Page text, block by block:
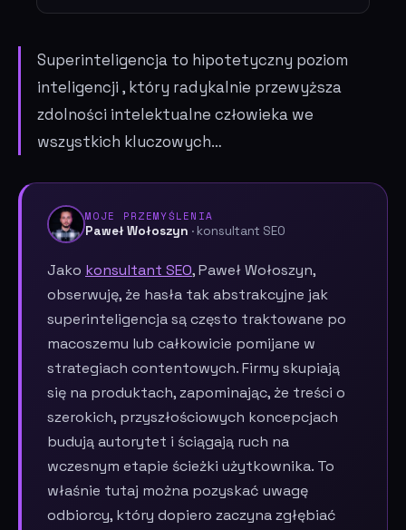
Superinteligencja to hipotetyczny poziom
inteligencji , który radykalnie przewyższa
zdolności intelektualne człowieka we
wszystkich kluczowych…
MOJE PRZEMYŚLENIA
Paweł Wołoszyn · konsultant SEO
Jako konsultant SEO, Paweł Wołoszyn,
obserwuję, że hasła tak abstrakcyjne jak
superinteligencja są często traktowane po
macoszemu lub całkowicie pomijane w
strategiach contentowych. Firmy skupiają
się na produktach, zapominając, że treści o
szerokich, przyszłościowych koncepcjach
budują autorytet i ściągają ruch na
wczesnym etapie ścieżki użytkownika. To
właśnie tutaj można pozyskać uwagę
odbiorcy, który dopiero zaczyna zgłębiać